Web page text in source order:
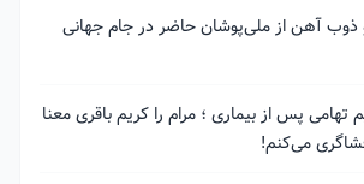
آهن از ملی‌پوشان حاضر در جام جهانی
تهامی پس از بیماری ؛ مرام را کریم باقری معنا
می‌کنم!